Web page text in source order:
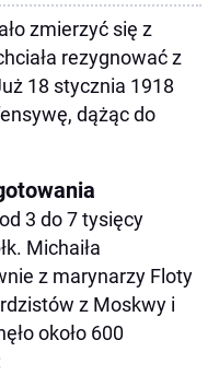
zmierzyć się z
rezygnować z
18 stycznia 1918
dążąc do
3 do 7 tysięcy
Michaiła
z marynarzy Floty
z Moskwy i
około 600